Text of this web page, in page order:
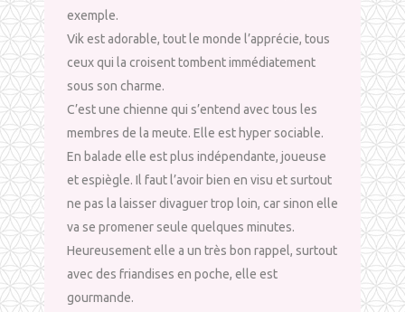
exemple.
Vik est adorable, tout le monde l’apprécie, tous
ceux qui la croisent tombent immédiatement
sous son charme.
C’est une chienne qui s’entend avec tous les
membres de la meute. Elle est hyper sociable.
En balade elle est plus indépendante, joueuse
et espiègle. Il faut l’avoir bien en visu et surtout
ne pas la laisser divaguer trop loin, car sinon elle
va se promener seule quelques minutes.
Heureusement elle a un très bon rappel, surtout
avec des friandises en poche, elle est
gourmande.